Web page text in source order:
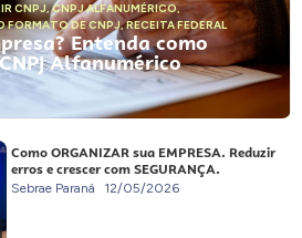
CNPJ,CNPJ ALFANUMÉRICO,
FORMATO DE CNPJ,RECEITA FEDERAL
Entenda como
Alfanumérico
Como ORGANIZAR sua EMPRESA. Reduzir
erros e crescer com SEGURANÇA.
Sebrae Paraná 12/05/2026